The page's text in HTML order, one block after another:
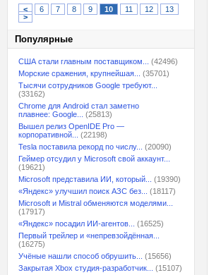
< 6 7 8 9 10 11 12
13
>
Популярные
США стали главным поставщиком...
(42496)
Морские сражения, крупнейшая...
(35701)
Тысячи сотрудников Google требуют...
(33162)
Chrome для Android стал заметно
плавнее: Google...
(25813)
Вышел релиз OpenIDE Pro —
корпоративной...
(22198)
Tesla поставила рекорд по числу...
(20090)
Геймер отсудил у Microsoft свой аккаунт...
(19621)
Microsoft представила ИИ, который...
(19390)
«Яндекс» улучшил поиск АЗС без...
(18117)
Microsoft и Mistral обменяются моделями...
(17917)
«Яндекс» посадил ИИ-агентов...
(16525)
Первый трейлер и «непревзойдённая...
(16275)
Учёные нашли способ обрушить...
(15656)
Закрытая Xbox студия-разработчик...
(15107)